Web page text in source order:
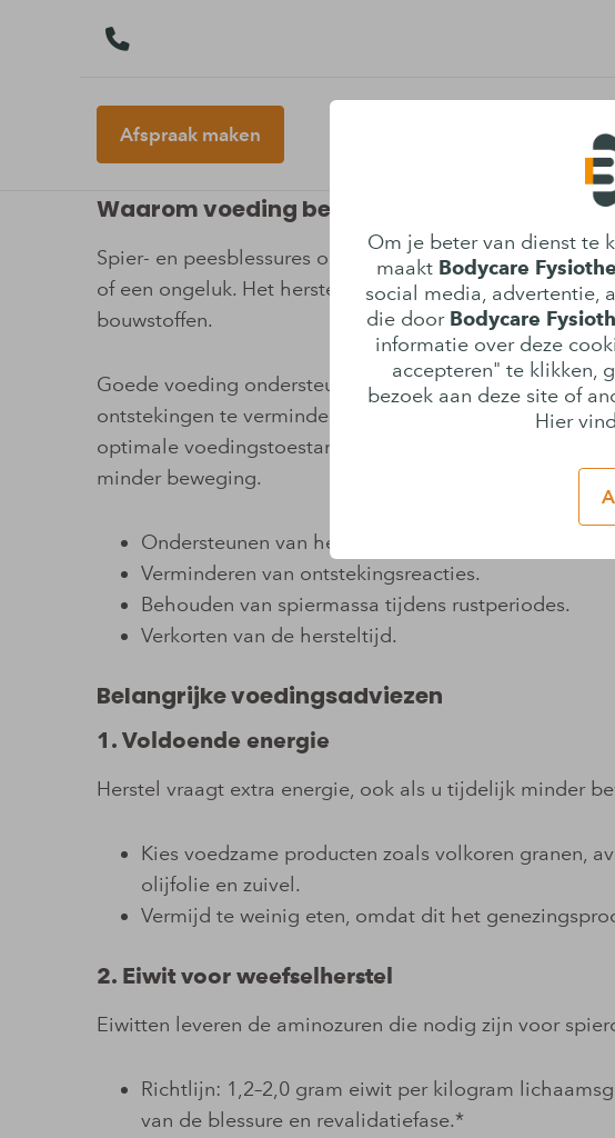
Om je beter van dienst te
maakt Bodycare
social media, advertentie,
die door Bodycare
informatie over deze
accepteren" te klikken,
bezoek aan deze site of
Hier
Afspraak maken
Voedingsadvies bij spier- en
Waarom voeding belangrijk is bij spier- en
Spier- en peesblessures ontstaan vaak door
of een ongeluk. Het herstelproces kost tijd en energie,
bouwstoffen.
Goede voeding ondersteunt de genezing van spieren,
ontstekingen te verminderen en kan het herstel
optimale voedingstoestand het risico op verlies van
minder beweging.
Ondersteunen van herstel van spieren, pezen en
Verminderen van ontstekingsreacties.
Behouden van spiermassa tijdens rustperiodes.
Verkorten van de hersteltijd.
Belangrijke voedingsadviezen
1. Voldoende energie
Herstel vraagt extra energie, ook als u tijdelijk minder
Kies voedzame producten zoals volkoren granen,
olijfolie en zuivel.
Vermijd te weinig eten, omdat dit het
2. Eiwit voor weefselherstel
Eiwitten leveren de aminozuren die nodig zijn voor
Richtlijn: 1,2–2,0 gram eiwit per kilogram
van de blessure en revalidatiefase.*